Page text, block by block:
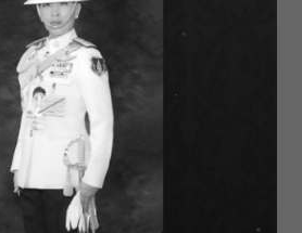
ดวงประจำวันที่ 19/10/68
ชน ติดตามแก้ปัญหาโครงการ
กฯ